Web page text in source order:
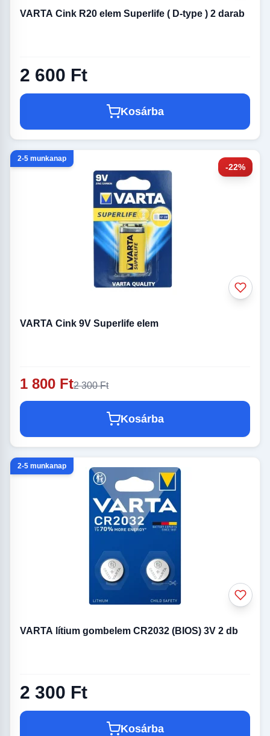
VARTA Cink R20 elem Superlife ( D-type ) 2 darab
2 600 Ft
Kosárba
-22%
2-5 munkanap
VARTA Cink 9V Superlife elem
1 800 Ft2 300 Ft
Kosárba
2-5 munkanap
VARTA lítium gombelem CR2032 (BIOS) 3V 2 db
2 300 Ft
Kosárba